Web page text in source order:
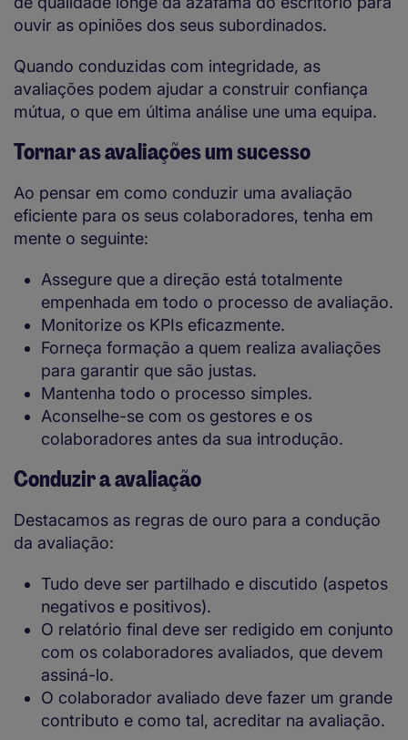
ouvir as opiniões dos seus subordinados.
Quando conduzidas com integridade, as
avaliações podem ajudar a construir confiança
mútua, o que em última análise une uma equipa.
Tornar as avaliações um sucesso
Ao pensar em como conduzir uma avaliação
eficiente para os seus colaboradores, tenha em
mente o seguinte:
Assegure que a direção está totalmente
empenhada em todo o processo de avaliação.
Monitorize os KPIs eficazmente.
Forneça formação a quem realiza avaliações
para garantir que são justas.
Mantenha todo o processo simples.
Aconselhe-se com os gestores e os
colaboradores antes da sua introdução.
Conduzir a avaliação
Destacamos as regras de ouro para a condução
da avaliação:
Tudo deve ser partilhado e discutido (aspetos
negativos e positivos).
O relatório final deve ser redigido em conjunto
com os colaboradores avaliados, que devem
assiná-lo.
O colaborador avaliado deve fazer um grande
contributo e como tal, acreditar na avaliação.